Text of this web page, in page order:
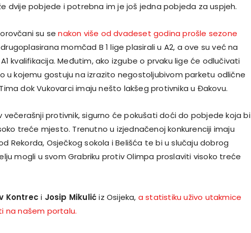
dvije pobjede i potrebna im je još jedna pobjeda za uspjeh.
su senakon više od dvadeset godina prošle sezone
momčad B 1 lige plasirali u A2, a ove su već na
kvalifikacija. Međutim, ako izgube o prvaku lige će odlučivati
u kojemu gostuju na izrazito negostoljubivom parketu odlične
dok Vukovarci imaju nešto lakšeg protivnika u Đakovu.
večerašnji protivnik, sigurno će pokušati doći do pobjede koja bi
treće mjesto. Trenutno u izjednačenoj konkurenciji imaju
Rekorda, Osječkog sokola i Belišća te bi u slučaju dobrog
mogli u svom Grabriku protiv Olimpa proslaviti visoko treće
Kontrec i Josip Mikulićiz Osijeka, a statistiku uživo utakmice
na našem portalu.